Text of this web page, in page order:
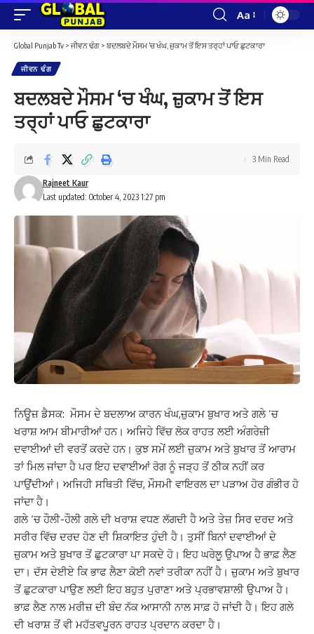
Font
Resizer
Aa
Global Punjab Tv > ਜੀਵਨ ਢੰਗ > ਬਦਲਬਦੇ ਮੌਸਮ ‘ਚ ਖੰਘ, ਜ਼ੁਕਾਮ ਤੋਂ ਇਸ ਤਰ੍ਹਾਂ ਪਾਓ ਛੁਟਕਾਰਾ
ਜੀਵਨ ਢੰਗ
ਬਦਲਬਦੇ ਮੌਸਮ ‘ਚ ਖੰਘ, ਜ਼ੁਕਾਮ ਤੋਂ ਇਸ
ਤਰ੍ਹਾਂ ਪਾਓ ਛੁਟਕਾਰਾ
Last updated: October 4, 2023 1:27 pm
Rajneet Kaur
3 Min Read
ਨਿਊਜ਼ ਡੈਸਕ: ਮੌਸਮ ਦੇ ਬਦਲਾਅ ਕਾਰਨ ਖੰਘ,ਜ਼ੁਕਾਮ ਬੁਖਾਰ ਅਤੇ ਗਲੇ ‘ਚ
ਖਰਾਸ਼ ਆਮ ਬੀਮਾਰੀਆਂ ਹਨ। ਅਜਿਹੇ ਵਿੱਚ ਲੋਕ ਰਾਹਤ ਲਈ ਅੰਗਰੇਜ਼ੀ
ਦਵਾਈਆਂ ਦੀ ਵਰਤੋਂ ਕਰਦੇ ਹਨ। ਕੁਝ ਸਮੇਂ ਲਈ ਜ਼ੁਕਾਮ ਅਤੇ ਬੁਖਾਰ ਤੋਂ ਆਰਾਮ
ਤਾਂ ਮਿਲ ਜਾਂਦਾ ਹੈ ਪਰ ਇਹ ਦਵਾਈਆਂ ਰੋਗ ਨੂੰ ਜੜ੍ਹ ਤੋਂ ਠੀਕ ਨਹੀਂ ਕਰ
ਪਾਉਂਦੀਆਂ। ਅਜਿਹੀ ਸਥਿਤੀ ਵਿੱਚ, ਮੌਸਮੀ ਵਾਇਰਲ ਦਾ ਪੜਾਅ ਹੋਰ ਗੰਭੀਰ ਹੋ
ਜਾਂਦਾ ਹੈ।
ਗਲੇ ‘ਚ ਹੌਲੀ-ਹੌਲੀ ਗਲੇ ਦੀ ਖਰਾਸ਼ ਵਧਣ ਲੱਗਦੀ ਹੈ ਅਤੇ ਤੇਜ਼ ਸਿਰ ਦਰਦ ਅਤੇ
ਸਰੀਰ ਵਿੱਚ ਦਰਦ ਹੋਣ ਦੀ ਸ਼ਿਕਾਇਤ ਹੁੰਦੀ ਹੈ। ਤੁਸੀਂ ਬਿਨਾਂ ਦਵਾਈਆਂ ਦੇ
ਜ਼ੁਕਾਮ ਅਤੇ ਬੁਖਾਰ ਤੋਂ ਛੁਟਕਾਰਾ ਪਾ ਸਕਦੇ ਹੋ। ਇਹ ਘਰੇਲੂ ਉਪਾਅ ਹੈ ਭਾਫ਼ ਲੈਣ
ਦਾ। ਦੱਸ ਦੇਈਏ ਕਿ ਭਾਫ ਲੈਣਾ ਕੋਈ ਨਵਾਂ ਤਰੀਕਾ ਨਹੀਂ ਹੈ। ਜ਼ੁਕਾਮ ਅਤੇ ਬੁਖਾਰ
ਤੋਂ ਛੁਟਕਾਰਾ ਪਾਉਣ ਲਈ ਇਹ ਬਹੁਤ ਪੁਰਾਣਾ ਅਤੇ ਪ੍ਰਭਾਵਸ਼ਾਲੀ ਉਪਾਅ ਹੈ।
ਭਾਫ਼ ਲੈਣ ਨਾਲ ਮਰੀਜ਼ ਦੀ ਬੰਦ ਨੱਕ ਆਸਾਨੀ ਨਾਲ ਸਾਫ਼ ਹੋ ਜਾਂਦੀ ਹੈ। ਇਹ ਗਲੇ
ਦੀ ਖਰਾਸ਼ ਤੋਂ ਵੀ ਮਹੱਤਵਪੂਰਨ ਰਾਹਤ ਪ੍ਰਦਾਨ ਕਰਦਾ ਹੈ।